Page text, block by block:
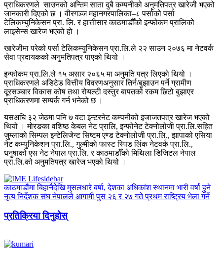
प्राधिकरणले साउनको अन्तिम साता दुबै कम्पनीको अनुमतिपत्र खारेजी भएको
जानकारी दिएको छ । वीरगञ्ज महानगरपालिका–८ पर्साको पर्सा
टेलिकम्युनिकेसन प्रा. लि. र हात्तीसार काठमाडौँको इन्फोकम प्रालिको
लाइसेन्स खारेज भएको हो ।
खारेजीमा परेको पर्सा टेलिकम्युनिकेसन प्रा.लि.ले २२ साउन २०७६ मा नेटवर्क
सेवा प्रदायकको अनुमतिपत्र पाएको थियो ।
इन्फोकम प्रा.लि.ले १५ असार २०६५ मा अनुमति पत्र लिएको थियो ।
प्राधिकरणले अडिटेड वित्तीय विवरणअनुसार तिर्न/बुझाउन पर्ने ग्रामीण
दूरसञ्चार विकास कोष तथा रोयल्टी दस्तुर बापतको रकम छिटो बुझाएर
प्राधिकरणमा सम्पर्क गर्न भनेको छ ।
यसअघि ३२ जेठमा पनि ७ वटा इन्टरनेट कम्पनीको इजाजतपत्र खारेज भएको
थियो । मोरङका वशिष्ठ केबल नेट प्रालि, इन्फोनेट टेक्नोलोजी प्रा.लि.सहित
जुम्लाको सिम्पल इन्टेलिजेन्ट सिष्टम एण्ड टेक्नोलोजी प्रा.लि., झापाको एसिया
नेट कम्युनिकेशन प्रा.लि., गुल्मीको फास्ट स्पिड लिंक नेटवर्क प्रा.लि.,
धनुषाको एस नेट नेपाल प्रा.लि. र काठमाडौँको मिथिला डिजिटल नेपाल
प्रा.लि.को अनुमतिपत्र खारेज भएको थियो ।
काठमाडौंमा बिहानैदेखि मुसलधारे बर्षा, देशका अधिकांश स्थानमा भारी वर्षा हुने
नृत्य निर्देशक संघ नेपालले आगामी पुस २६ र २७ गते प्रथम राष्ट्रिय भेला गर्ने
प्रतिक्रिया दिनुहोस्